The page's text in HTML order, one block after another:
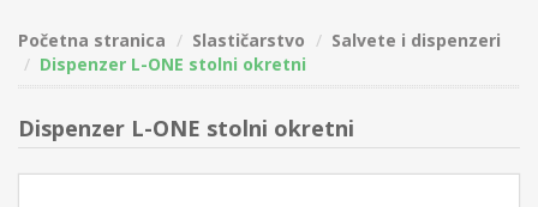
Početna stranica Slastičarstvo
Salvete i dispenzeri
Dispenzer L-ONE stolni okretni
Dispenzer L-ONE stolni okretni